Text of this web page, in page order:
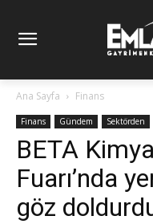
Ana Sayfa Finans
Finans Gündem Sektörden
BETA
Fuarı’nda
göz